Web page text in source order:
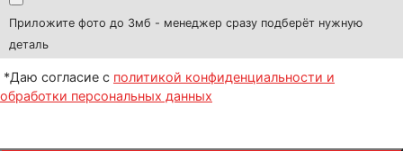
Приложите фото до 3мб - менеджер сразу подберёт нужную
деталь
*Даю согласие с политикой конфиденциальности и
обработки персональных данных